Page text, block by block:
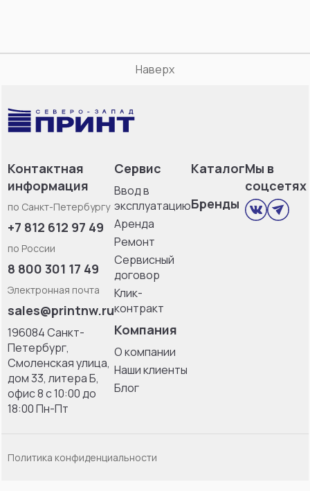
Наверх
Контактная
информация
по Санкт-Петербургу
+7 812 612 97 49
по России
8 800 301 17 49
Электронная почта
sales@printnw.ru
196084 Санкт-
Петербург,
Смоленская улица,
дом 33, литерa Б,
офис 8 с 10:00 до
18:00 Пн-Пт
Сервис
Ввод в
эксплуатацию
Аренда
Ремонт
Сервисный
договор
Клик-
контракт
Компания
О компании
Наши клиенты
Блог
Каталог
Бренды
Мы в
соцсетях
Политика конфиденциальности